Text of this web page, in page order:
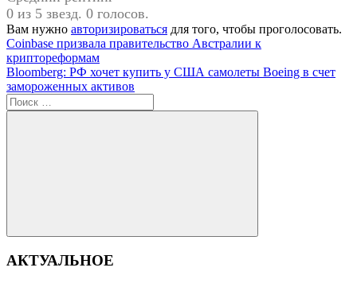
0 из 5 звезд. 0 голосов.
Вам нужно авторизироваться для того, чтобы проголосовать.
Навигация
по
записям
Предыдущая
запись:
Coinbase призвала правительство Австралии к
криптореформам
Следующая
запись:
Bloomberg: РФ хочет купить у США самолеты Boeing в счет
замороженных активов
Поиск
для:
Поиск
АКТУАЛЬНОЕ